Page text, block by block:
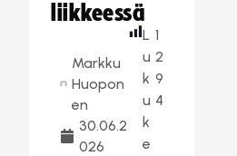
liikkeessä
Markku
Huopon
en
30.06.2
026
L
u
k
u
k
e
1
2
9
4